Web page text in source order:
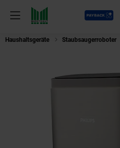
Menü
Payback
Haushaltsgeräte Staubsaugerroboter